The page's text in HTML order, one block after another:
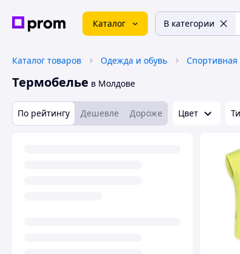
Каталог В категории
Каталог товаров Одежда и обувь Спортивная
Термобелье в Молдове
По рейтингу Дешевле Дороже Цвет